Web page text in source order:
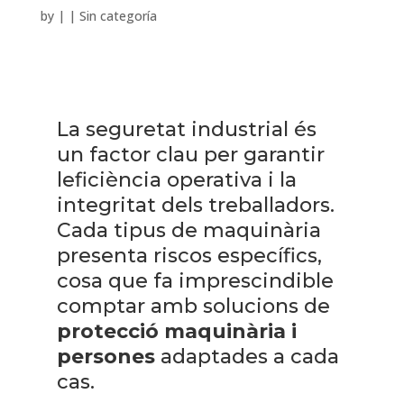
by | | Sin categoría
La seguretat industrial és
un factor clau per garantir
leficiència operativa i la
integritat dels treballadors.
Cada tipus de maquinària
presenta riscos específics,
cosa que fa imprescindible
comptar amb solucions de
protecció maquinària i
personesadaptades a cada
cas.